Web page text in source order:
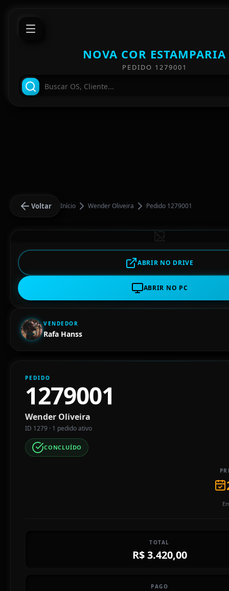
NOVA COR ESTAMPARIA
PEDIDO 1279001
Voltar Início Wender Oliveira Pedido 1279001
ABRIR NO DRIVE
ABRIR NO PC
VENDEDOR
Rafa Hanss
PEDIDO
1279001
Wender Oliveira
ID 1279 · 1 pedido ativo
CONCLUÍDO
TOTAL
R$ 3.420,00
PAGO